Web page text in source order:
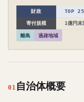
財政 TOP
寄付規模 1億円未
離島 過疎地域
01 自治体概要